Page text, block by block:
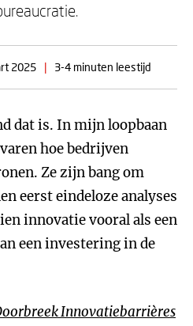
2025 | 3-4 minuten leestijd
dat is. In mijn loopbaan
hoe bedrijven
Ze zijn bang om
eerst eindeloze analyses
innovatie vooral als een
een investering in de
Innovatiebarrières